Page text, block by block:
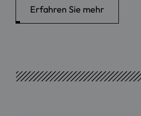
Erfahren Sie mehr